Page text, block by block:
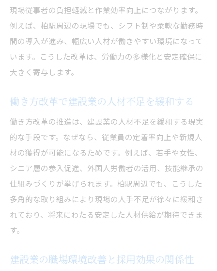
現場従事者の負担軽減と作業効率向上につながります。
例えば、柏駅周辺の現場でも、シフト制や柔軟な勤務時
間の導入が進み、幅広い人材が働きやすい環境になって
います。こうした改革は、労働力の多様化と安定確保に
大きく寄与します。
働き方改革で建設業の人材不足を緩和する
働き方改革の推進は、建設業の人材不足を緩和する現実
的な手段です。なぜなら、従業員の定着率向上や新規人
材の獲得が可能になるためです。例えば、若手や女性、
シニア層の参入促進、外国人労働者の活用、技能継承の
仕組みづくりが挙げられます。柏駅周辺でも、こうした
多角的な取り組みにより現場の人手不足が徐々に緩和さ
れており、将来にわたる安定した人材供給が期待できま
す。
建設業の職場環境改善と採用効果の関係性